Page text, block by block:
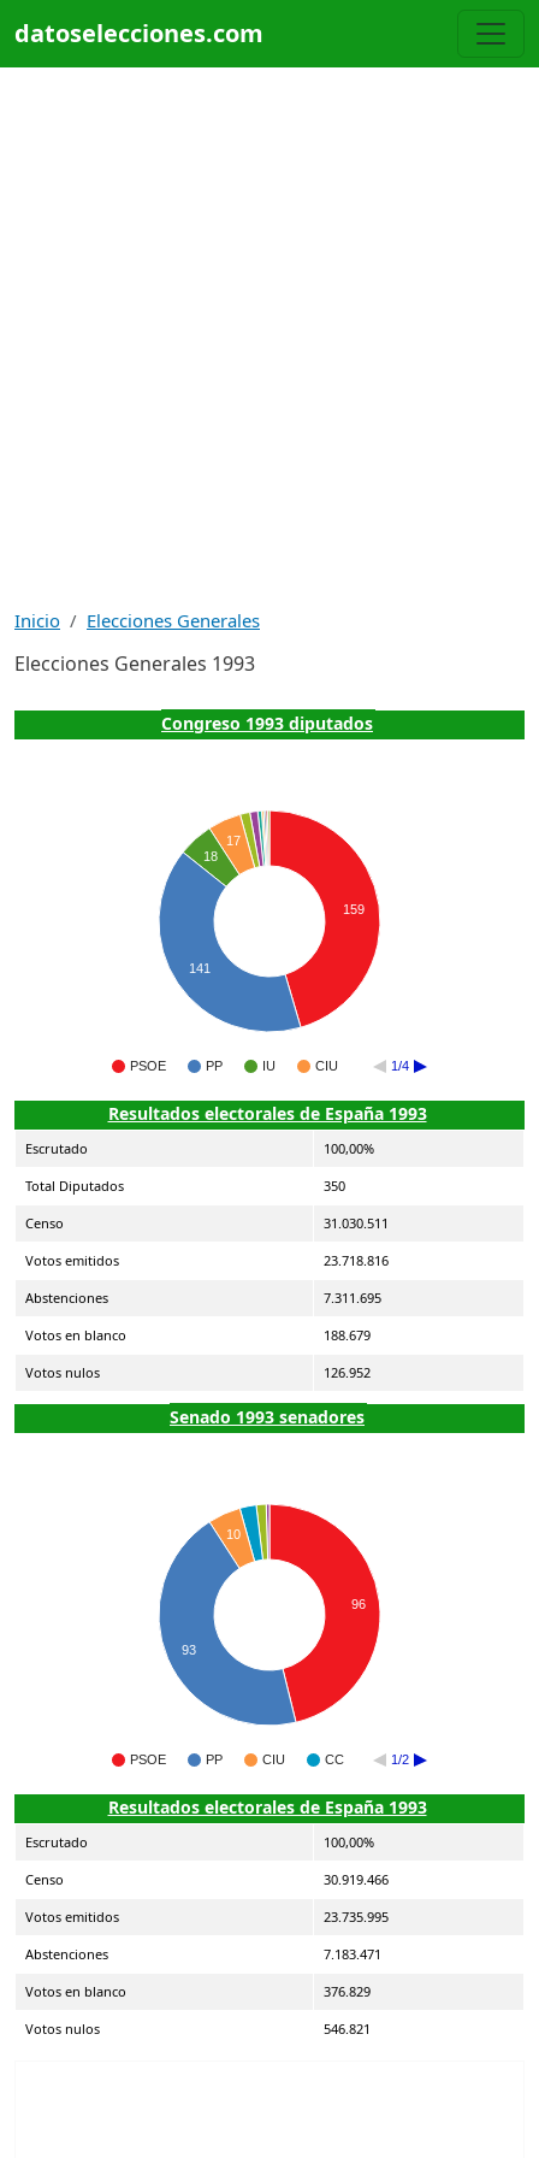
datoselecciones.com
Inicio Elecciones Generales
Elecciones Generales 1993
Congreso 1993 diputados
PSOE PP IU CIU 1/4
159
17
18
141
Resultados electorales de España 1993
Escrutado 100,00%
Total Diputados 350
Censo 31.030.511
Votos emitidos 23.718.816
Abstenciones 7.311.695
Votos en blanco 188.679
Votos nulos 126.952
Senado 1993 senadores
PSOE PP CIU CC 1/2
96
10
93
Resultados electorales de España 1993
Escrutado 100,00%
Censo 30.919.466
Votos emitidos 23.735.995
Abstenciones 7.183.471
Votos en blanco 376.829
Votos nulos 546.821